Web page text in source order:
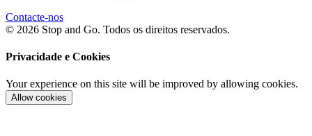
Contacte-nos
© 2026 Stop and Go. Todos os direitos reservados.
Privacidade e Cookies
Your experience on this site will be improved by allowing cookies.
Allow cookies